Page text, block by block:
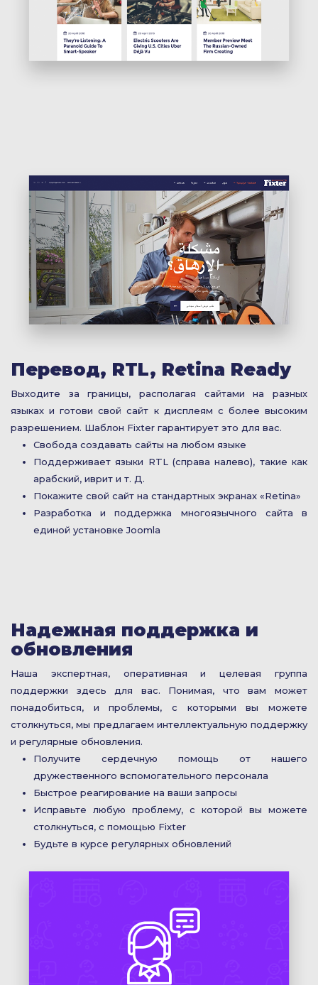
Перевод, RTL, Retina Ready
Выходите за границы, располагая сайтами на разных
языках и готови свой сайт к дисплеям с более высоким
разрешением. Шаблон Fixter гарантирует это для вас.
Свобода создавать сайты на любом языке
Поддерживает языки RTL (справа налево), такие как
арабский, иврит и т. Д.
Покажите свой сайт на стандартных экранах «Retina»
Разработка и поддержка многоязычного сайта в
единой установке Joomla
Надежная поддержка и
обновления
Наша экспертная, оперативная и целевая группа
поддержки здесь для вас. Понимая, что вам может
понадобиться, и проблемы, с которыми вы можете
столкнуться, мы предлагаем интеллектуальную поддержку
и регулярные обновления.
Получите сердечную помощь от нашего
дружественного вспомогательного персонала
Быстрое реагирование на ваши запросы
Исправьте любую проблему, с которой вы можете
столкнуться, с помощью Fixter
Будьте в курсе регулярных обновлений